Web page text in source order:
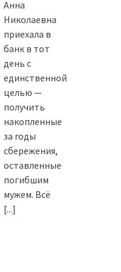
Анна
Николаевна
приехала в
банк в тот
день с
единственной
целью —
получить
накопленные
за годы
сбережения,
оставленные
погибшим
мужем. Всё
[...]